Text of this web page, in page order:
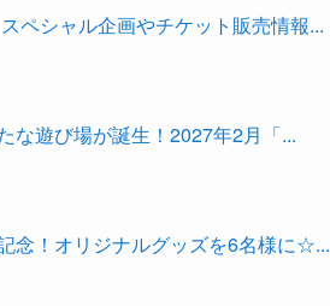
ペシャル企画やチケット販売情報...
な遊び場が誕生！2027年2月「...
念！オリジナルグッズを6名様に☆...